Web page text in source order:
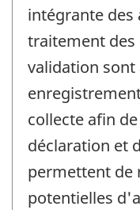
intégrante des
traitement des
validation sont
collecte afin
déclaration et
permettent de
potentielles